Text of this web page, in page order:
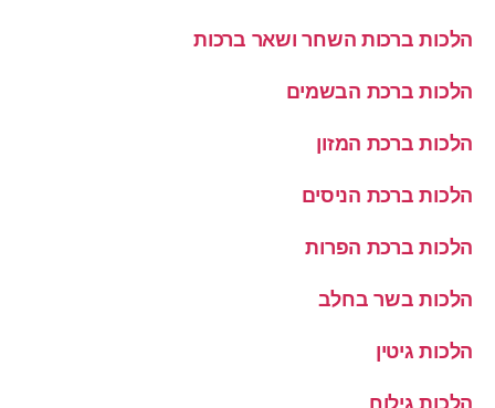
הלכות ברכות השחר ושאר ברכות
הלכות ברכת הבשמים
הלכות ברכת המזון
הלכות ברכת הניסים
הלכות ברכת הפרות
הלכות בשר בחלב
הלכות גיטין
הלכות גילוח